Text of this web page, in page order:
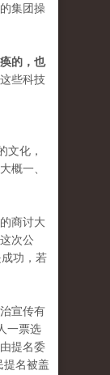
集团操
的，也
些科技
文化，
概一、
商讨大
次公
功，若
宣传有
一票选
提名委
提名被盖